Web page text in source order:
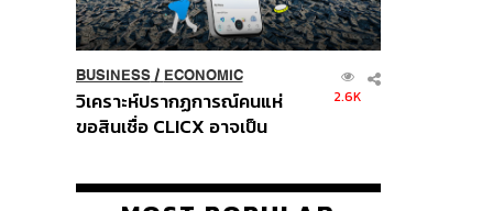
BUSINESS/ ECONOMIC
วิเคราะห์ปรากฏการณ์คนแห่
ขอสินเชื่อ CLICX อาจเป็น
ปัญหาหนี้ครัวเรือนไทยที่ถูกซุก
2.6K